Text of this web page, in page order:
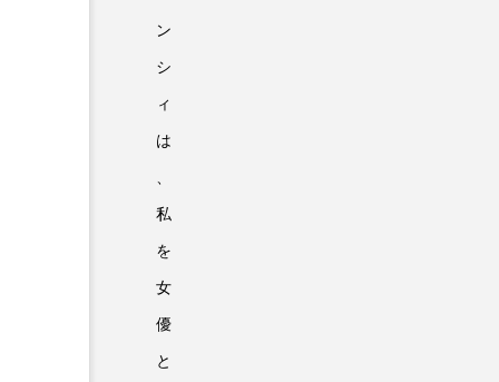
ン
シ
ィ
は
私
を
女
優
と